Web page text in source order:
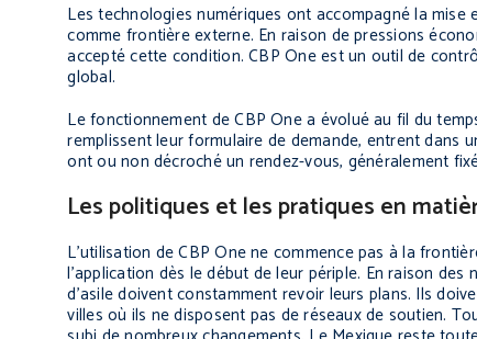
Les technologies numériques ont accompagné la
comme frontière externe. En raison de pressions
accepté cette condition. CBP One est un outil de
global.
Le fonctionnement de CBP One a évolué au fil du
remplissent leur formulaire de demande, entrent dans
ont ou non décroché un rendez-vous, généralement
Les politiques et les pratiques en
L’utilisation de CBP One ne commence pas à la
l’application dès le début de leur périple. En raison
d’asile doivent constamment revoir leurs plans. Ils
villes où ils ne disposent pas de réseaux de soutien.